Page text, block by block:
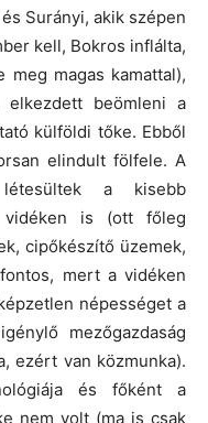
Surányi, akik szépen
kell, Bokros inflálta,
magas kamattal),
elkezdett beömleni a
külföldi tőke. Ebből
elindult fölfele. A
a kisebb
vidéken is (ott főleg
cipőkészítő üzemek,
mert a vidéken
népességet a
mezőgazdaság
ezért van közmunka).
és főként a
nem volt (ma is csak